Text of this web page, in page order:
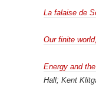
La falaise de
Our finite world,
Energy and
Hall; Kent